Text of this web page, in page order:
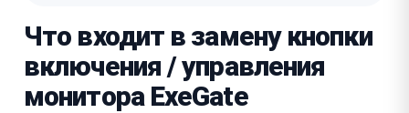
Что входит в замену кнопки
включения / управления
монитора ExeGate